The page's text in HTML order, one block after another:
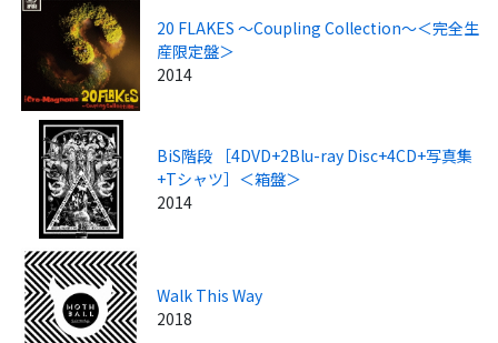
20 FLAKES ～Coupling Collection～＜完全生
産限定盤＞
2014
BiS階段 ［4DVD+2Blu-ray Disc+4CD+写真集
+Tシャツ］＜箱盤＞
2014
Walk This Way
2018